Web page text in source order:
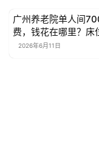
联
系
新闻资讯
广州养老院单人间
费，钱花在哪里？床
理、餐费一篇讲清楚
2026年6月11日